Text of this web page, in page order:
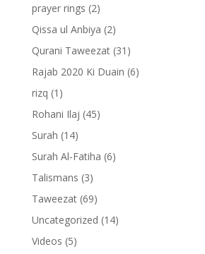
prayer rings (2)
Qissa ul Anbiya (2)
Qurani Taweezat(31)
Rajab 2020 Ki Duain (6)
rizq (1)
Rohani Ilaj (45)
Surah (14)
Surah Al-Fatiha (6)
Talismans (3)
Taweezat(69)
Uncategorized (14)
Videos (5)